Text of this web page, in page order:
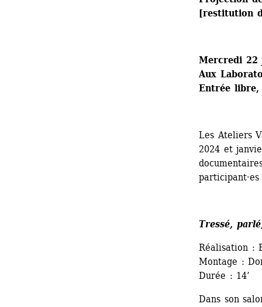
[restitution
Mercredi 22
Aux
Entrée
Les Ateliers
2024 et
Tressé,
Réalisation :
Montage :
Durée : 14’
Dans son